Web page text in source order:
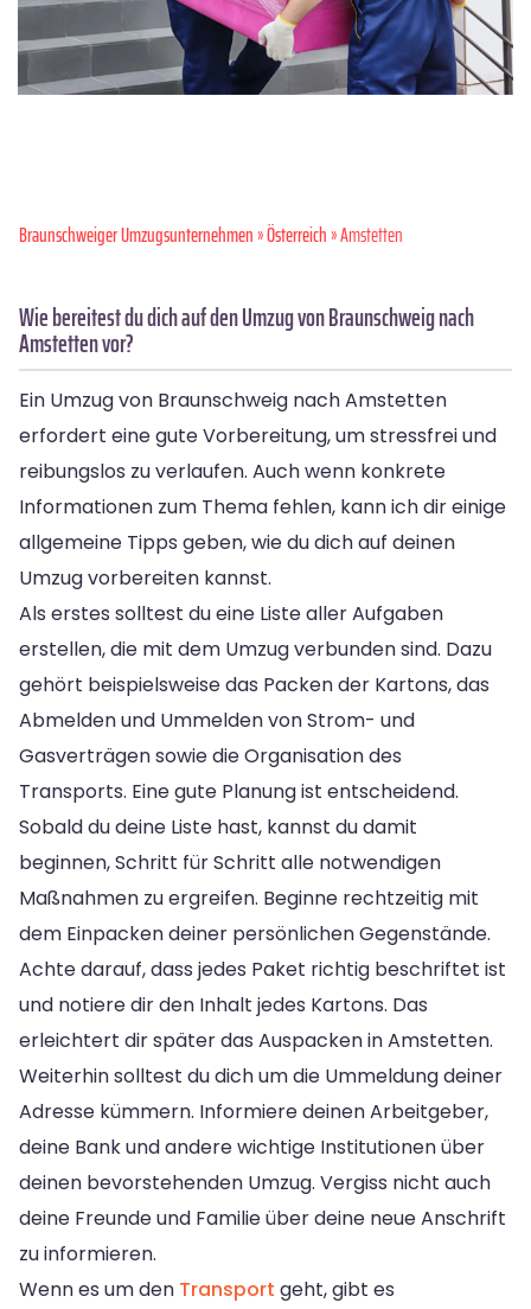
Braunschweiger Umzugsunternehmen»Österreich» Amstetten
Wie bereitest du dich auf den Umzug von Braunschweig nach
Amstetten vor?
Ein Umzug von Braunschweig nach Amstetten
erfordert eine gute Vorbereitung, um stressfrei und
reibungslos zu verlaufen. Auch wenn konkrete
Informationen zum Thema fehlen, kann ich dir einige
allgemeine Tipps geben, wie du dich auf deinen
Umzug vorbereiten kannst.
Als erstes solltest du eine Liste aller Aufgaben
erstellen, die mit dem Umzug verbunden sind. Dazu
gehört beispielsweise das Packen der Kartons, das
Abmelden und Ummelden von Strom- und
Gasverträgen sowie die Organisation des
Transports. Eine gute Planung ist entscheidend.
Sobald du deine Liste hast, kannst du damit
beginnen, Schritt für Schritt alle notwendigen
Maßnahmen zu ergreifen. Beginne rechtzeitig mit
dem Einpacken deiner persönlichen Gegenstände.
Achte darauf, dass jedes Paket richtig beschriftet ist
und notiere dir den Inhalt jedes Kartons. Das
erleichtert dir später das Auspacken in Amstetten.
Weiterhin solltest du dich um die Ummeldung deiner
Adresse kümmern. Informiere deinen Arbeitgeber,
deine Bank und andere wichtige Institutionen über
deinen bevorstehenden Umzug. Vergiss nicht auch
deine Freunde und Familie über deine neue Anschrift
zu informieren.
Wenn es um den Transport geht, gibt es